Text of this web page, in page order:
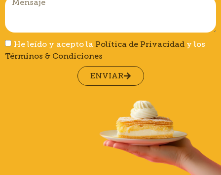
He leído y acepto la Política de Privacidad y los
Términos & Condiciones
ENVIAR